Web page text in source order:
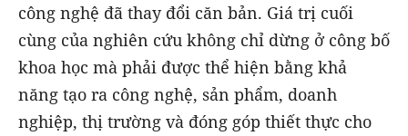
công nghệ đã thay đổi căn bản. Giá trị cuối
cùng của nghiên cứu không chỉ dừng ở công bố
khoa học mà phải được thể hiện bằng khả
năng tạo ra công nghệ, sản phẩm, doanh
nghiệp, thị trường và đóng góp thiết thực cho